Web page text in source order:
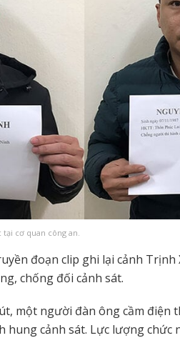
cơ quan công an.
đoạn clip ghi lại cảnh Trịnh
chống đối cảnh sát.
một người đàn ông cầm điện
hung cảnh sát. Lực lượng chức